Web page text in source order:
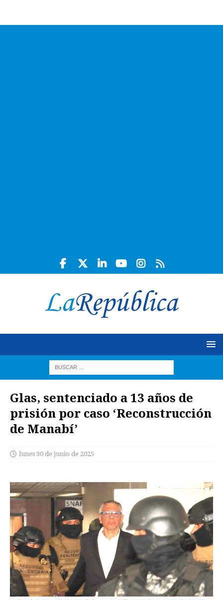
Glas, sentenciado a 13 años de
prisión por caso ‘Reconstrucción
de Manabí’
lunes 30 de junio de 2025